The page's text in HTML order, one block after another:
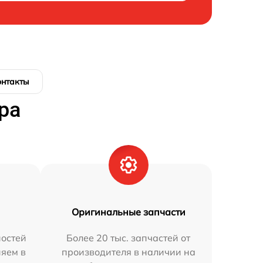
в
Оригинальные запчасти
Более 20 тыс. запчастей от
производителя в наличии на